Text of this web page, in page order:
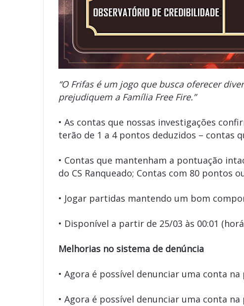
“O Frifas é um jogo que busca oferecer
prejudiquem a Família Free Fire.”
• As contas que nossas investigações
terão de 1 a 4 pontos deduzidos – contas
• Contas que mantenham a pontuação
do CS Ranqueado; Contas com 80 pontos
• Jogar partidas mantendo um bom
• Disponível a partir de 25/03 às 00:01
Melhorias no sistema de denúncia
• Agora é possível denunciar uma conta
• Agora é possível denunciar uma conta